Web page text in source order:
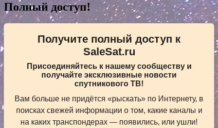
Полный доступ!
Получите полный доступ к
SaleSat.ru
Присоединяйтесь к нашему сообществу и
получайте эксклюзивные новости
спутникового ТВ!
Вам больше не придётся «рыскать» по Интернету, в
поисках свежей информации о том, какие каналы и
на каких транспондерах — появились, или ушли!